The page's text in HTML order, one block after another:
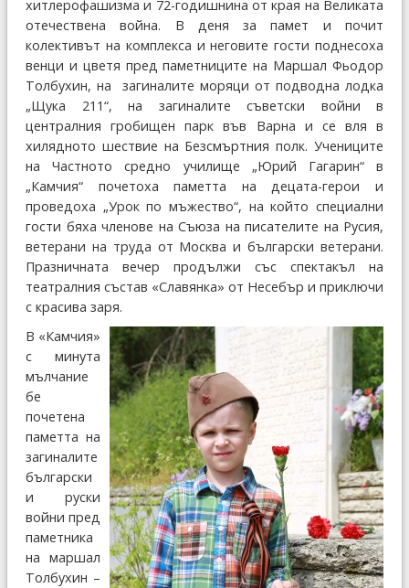
хитлерофашизма и 72-годишнина от края на Великата
отечествена война. В деня за памет и почит
колективът на комплекса и неговите гости поднесоха
венци и цветя пред паметниците на Маршал Фьодор
Толбухин, на загиналите моряци от подводна лодка
„Щука 211“, на загиналите съветски войни в
централния гробищен парк във Варна и се вля в
хилядното шествие на Безсмъртния полк. Учениците
на Частното средно училище „Юрий Гагарин“ в
„Камчия“ почетоха паметта на децата-герои и
проведоха „Урок по мъжество“, на който специални
гости бяха членове на Съюза на писателите на Русия,
ветерани на труда от Москва и български ветерани.
Празничната вечер продължи със спектакъл на
театралния състав «Славянка» от Несебър и приключи
с красива заря.
В «Камчия»
с минута
мълчание
бе
почетена
паметта на
загиналите
български
и руски
войни пред
паметника
на маршал
Толбухин –